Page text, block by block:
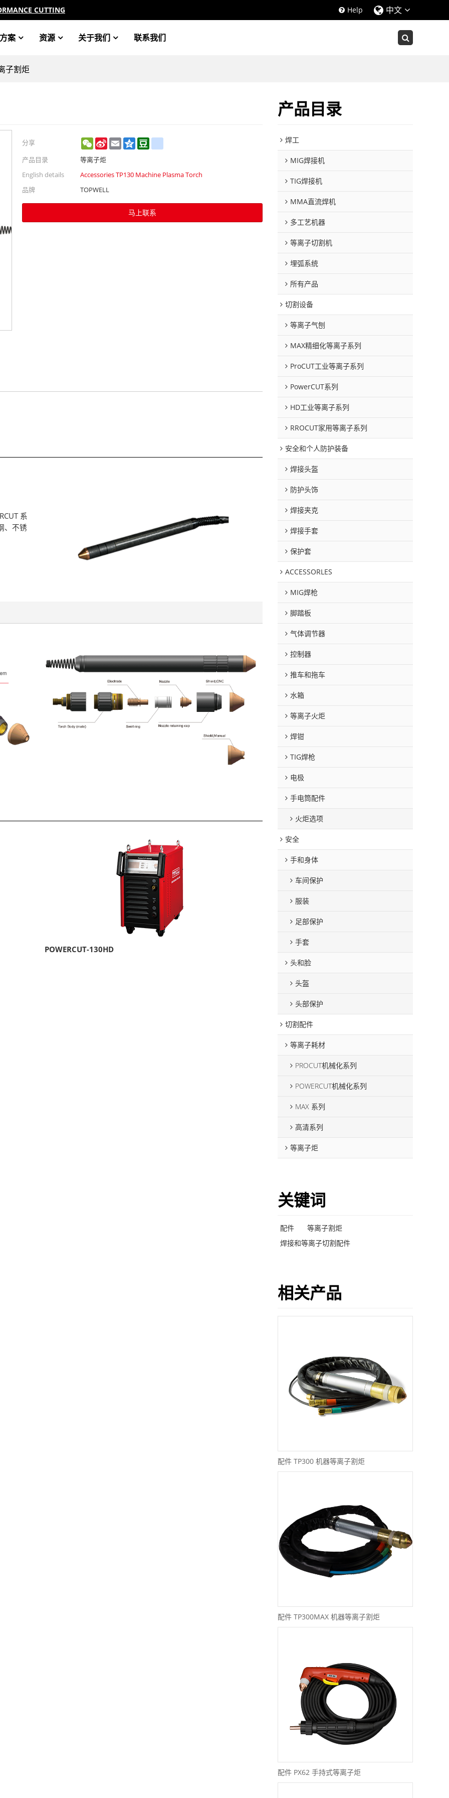
CUTTING Help 中文
案 资源 关于我们 联系我们
子割炬
分享 WeChat
Sina
Weibo
Email Qzone
产品目录
等离子炬
English details
Accessories TP130 Machine Plasma Torch
品牌
TOPWELL
马上联系
系
、不锈
POWERCUT-130HD
产品目录
焊工
MIG焊接机
TIG焊接机
MMA直流焊机
多工艺机器
等离子切割机
埋弧系统
所有产品
切割设备
等离子气刨
MAX精细化等离子系列
ProCUT工业等离子系列
PowerCUT系列
HD工业等离子系列
RROCUT家用等离子系列
安全和个人防护装备
焊接头盔
防护头饰
焊接夹克
焊接手套
保护套
ACCESSORLES
MIG焊枪
脚踏板
气体调节器
控制器
推车和拖车
水箱
等离子火炬
焊钳
TIG焊枪
电极
手电筒配件
火炬选项
安全
手和身体
车间保护
服装
足部保护
手套
头和脸
头盔
头部保护
切割配件
等离子耗材
PROCUT机械化系列
POWERCUT机械化系列
MAX 系列
高清系列
等离子炬
关键词
配件
等离子割炬
焊接和等离子切割配件
相关产品
配件 TP300 机器等离子割炬
配件 TP300MAX 机器等离子割炬
配件 PX62 手持式等离子炬